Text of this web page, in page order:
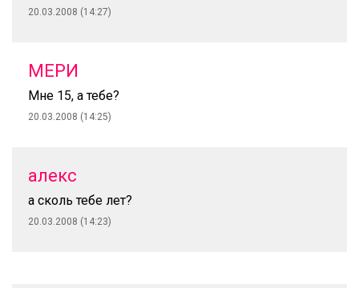
20.03.2008 (14:27)
МЕРИ
Мне 15, а тебе?
20.03.2008 (14:25)
алекс
а сколь тебе лет?
20.03.2008 (14:23)